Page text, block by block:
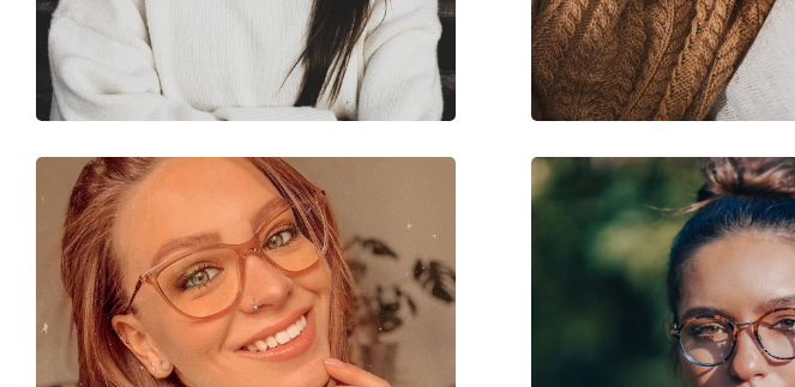
Категория:
Диоптрични очила
Марка:
Oakley
Код:
0OX3218 321801